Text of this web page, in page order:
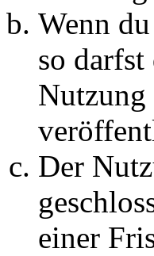
Wenn
so
Nutzung
Der
einer